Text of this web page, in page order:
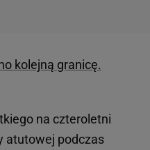
kolejną granicę.
na czteroletni
atutowej podczas